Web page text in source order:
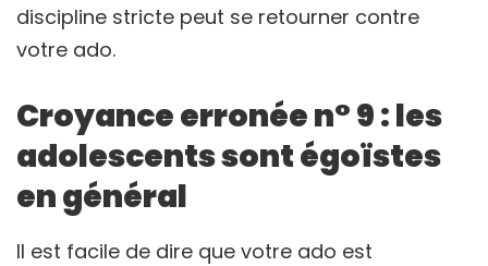
discipline stricte peut se retourner contre
votre ado.
Croyance erronée n° 9 : les
adolescents sont égoïstes
en général
Il est facile de dire que votre ado est